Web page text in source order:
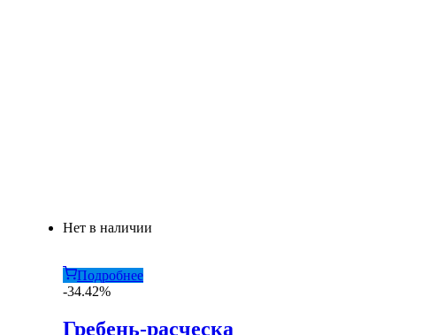
Нет в наличии
Подробнее
-34.42%
Гребень-расческа